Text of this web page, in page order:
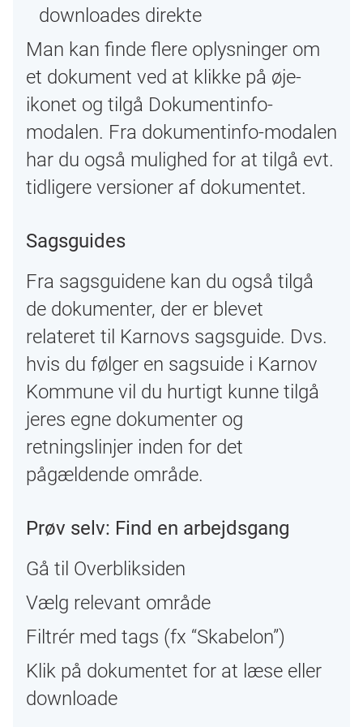
downloades direkte
Man kan finde flere oplysninger om
et dokument ved at klikke på øje-
ikonet og tilgå Dokumentinfo-
modalen. Fra dokumentinfo-modalen
har du også mulighed for at tilgå evt.
tidligere versioner af dokumentet.
Sagsguides
Fra sagsguidene kan du også tilgå
de dokumenter, der er blevet
relateret til Karnovs sagsguide. Dvs.
hvis du følger en sagsuide i Karnov
Kommune vil du hurtigt kunne tilgå
jeres egne dokumenter og
retningslinjer inden for det
pågældende område.
Prøv selv: Find en arbejdsgang
Gå til Overbliksiden
Vælg relevant område
Filtrér med tags (fx “Skabelon”)
Klik på dokumentet for at læse eller
downloade